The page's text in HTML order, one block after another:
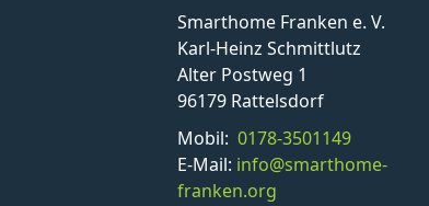
Smarthome Franken e. V.
Karl-Heinz Schmittlutz
Alter Postweg 1
96179 Rattelsdorf
Mobil: 0178-3501149
E-Mail: info@smarthome-
franken.org